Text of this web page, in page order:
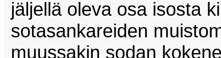
jäljellä oleva osa isosta
sotasankareiden
muussakin sodan